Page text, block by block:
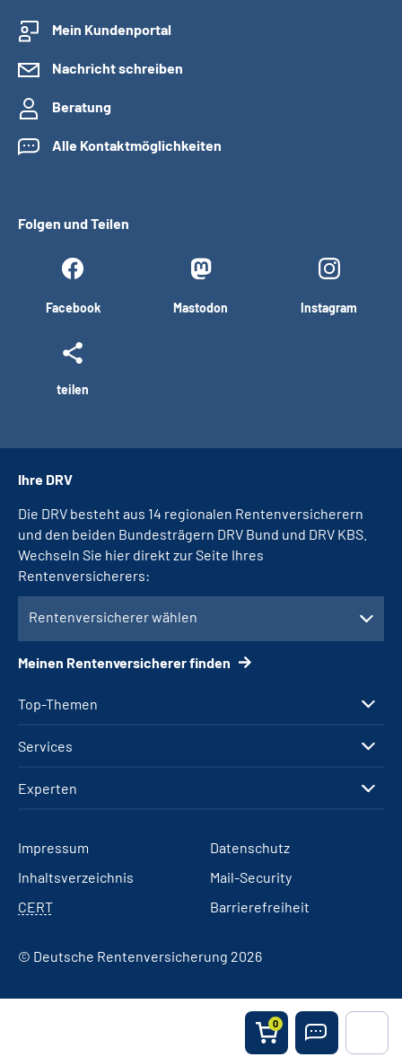
0
Mein Kundenportal
Nachricht schreiben
Beratung
Alle Kontaktmöglichkeiten
Folgen und Teilen
Facebook Mastodon Instagram
teilen
Top-Themen
Services
Experten
Ihre DRV
Die DRV besteht aus 14 regionalen Rentenversicherern
und den beiden Bundesträgern DRV Bund und DRV KBS.
Wechseln Sie hier direkt zur Seite Ihres
Rentenversicherers:
Rentenversicherer wählen
Meinen Rentenversicherer finden
Impressum
Datenschutz
Inhaltsverzeichnis
Mail-Security
CERT
Barrierefreiheit
© Deutsche Rentenversicherung 2026